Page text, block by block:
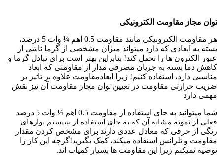
توان مجاز مقاومت الکترونیکی
هر مقاومت الکترونیکی مانند مقاومت 0.5 اهم ¼ وات 5 درصد،
بسته به ابعادی که دارد میتواند میزان مشخصی از گرما ناشی از
عبور الکترون ها را تحمل کند! بنابراین بهتر است برای تبادل گرما و
کاهش دما بسته به جریان مصرفی مدار از مقاومتی که ابعاد
مناسبی دارد، استفاده کنیم! زیرا ابعادمقاومت علاوه بر تاثیر بر
ضریب حرارتی مقاومت در تعیین توان مجاز مقاومت آن نیز نقش
مهمی دارد
شما میتوانید به جای استفاده از مقاومت 0.5 اهم ¼ وات 5 درصد
فعلی از نمونه مشابه آن که به جای استفاده از سیستم نوارهای
رنگی از حرفی که معادل عددی دارند برای مشخص کردن مقدار
مقاومت و تلرانس استفاده میکند، کمک بگیرید!گرچه این کار را
توصیه نمیکنم زیرا این مقاومت ها بسیار کمیاب اند.